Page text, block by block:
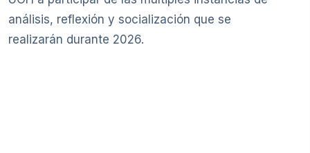
análisis, reflexión y socialización que se
realizarán durante 2026.